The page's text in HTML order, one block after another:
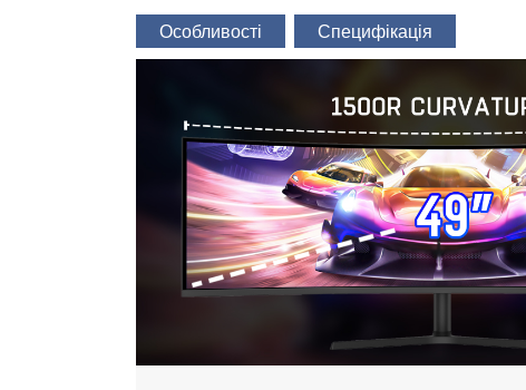
Особливості Специфікація